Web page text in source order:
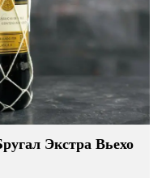
Экстра Вьехо